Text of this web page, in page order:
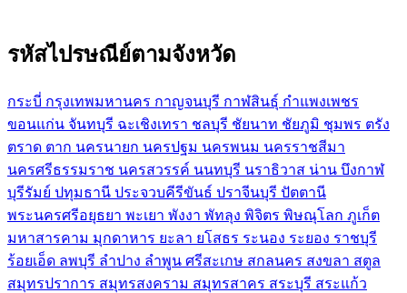
รหัสไปรษณีย์ตามจังหวัด
กระบี่ กรุงเทพมหานคร กาญจนบุรี กาฬสินธุ์ กำแพงเพชร
ขอนแก่น จันทบุรี ฉะเชิงเทรา ชลบุรี ชัยนาท ชัยภูมิ ชุมพร ตรัง
ตราด ตาก นครนายก นครปฐม นครพนม นครราชสีมา
นครศรีธรรมราช นครสวรรค์ นนทบุรี นราธิวาส น่าน บึงกาฬ
บุรีรัมย์ ปทุมธานี ประจวบคีรีขันธ์ ปราจีนบุรี ปัตตานี
พระนครศรีอยุธยา พะเยา พังงา พัทลุง พิจิตร พิษณุโลก ภูเก็ต
มหาสารคาม มุกดาหาร ยะลา ยโสธร ระนอง ระยอง ราชบุรี
ร้อยเอ็ด ลพบุรี ลำปาง ลำพูน ศรีสะเกษ สกลนคร สงขลา สตูล
สมุทรปราการ สมุทรสงคราม สมุทรสาคร สระบุรี สระแก้ว